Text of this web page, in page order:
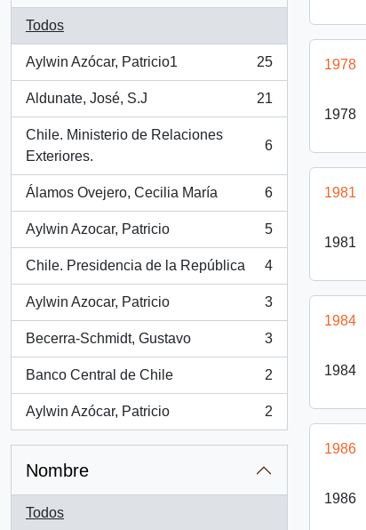
Todos
Aylwin Azócar, Patricio1
, 25 resultados
25
Aldunate, José, S.J
, 21 resultados
21
Chile. Ministerio de Relaciones
Exteriores.
, 6 resultados
6
Álamos Ovejero, Cecilia María
, 6 resultados
6
Aylwin Azocar, Patricio
, 5 resultados
5
Chile. Presidencia de la República
, 4 resultados
4
Aylwin Azocar, Patricio
, 3 resultados
3
Becerra-Schmidt, Gustavo
, 3 resultados
3
Banco Central de Chile
, 2 resultados
2
Aylwin Azócar, Patricio
, 2 resultados
2
Nombre
Todos
1978
1978
1981
1981
1984
1984
1986
1986